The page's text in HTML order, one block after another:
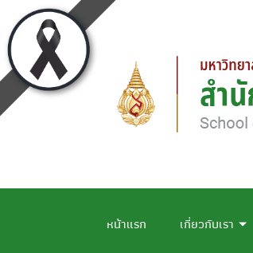
หน้าแรก เกี่ยวกับเรา